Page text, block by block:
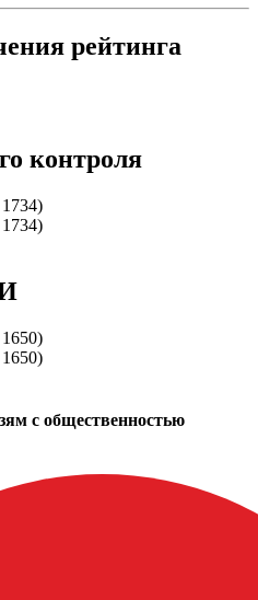
рейтинга
контроля
с общественностью